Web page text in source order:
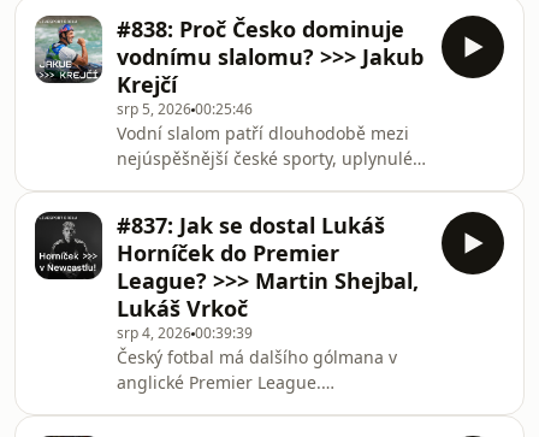
stejně jako překonávat obrany
soupeřů. V dnešním díle Livesport
Daily přivítáme útočníka Hradce
Králové, který se z nálepky věčného
„žolíka“ v současnosti vypracoval v
klíčového lídra, který pomáhá Hradci v
historické jízdě v Evropě a prožívá
možná nejlepší období své kariéry. Jak
vzpomín
#838: Proč Česko dominuje
vodnímu slalomu? >>> Jakub
Krejčí
srp 5, 202600:25:46
Vodní slalom patří dlouhodobě mezi
nejúspěšnější české sporty, uplynulé
medailí včetně tří zlatých, navíc v
americké Oklahomě, kde se za dva
roky bude závodit i na olympijských
hrách. Proč bylo Česko tak
dominantní, jak se on sám vyrovnal se
specifickými podmínkami nebo co mu
tak trochu chybělo při oslavách, řekl v
dnešní epizodě pod
#837: Jak se dostal Lukáš
Horníček do Premier
League? >>> Martin Shejbal,
Lukáš Vrkoč
srp 4, 202600:39:39
Český fotbal má dalšího gólmana v
anglické Premier League.